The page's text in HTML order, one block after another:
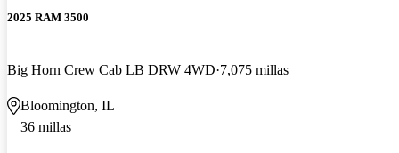
2025 RAM 3500
Big Horn Crew Cab LB DRW 4WD 7,075 millas
Bloomington, IL
36 millas